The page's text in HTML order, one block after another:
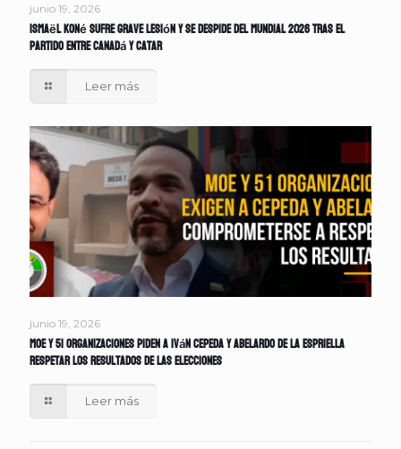
junio 19, 2026
Ismaël Koné sufre grave lesión y se despide del Mundial 2026 tras el
partido entre Canadá y Catar
Leer más
junio 19, 2026
MOE y 51 organizaciones piden a Iván Cepeda y Abelardo de la Espriella
respetar los resultados de las elecciones
Leer más